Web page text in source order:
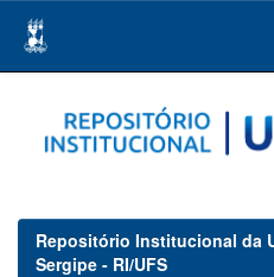
navigation
Repositório Institucional da
Sergipe - RI/UFS